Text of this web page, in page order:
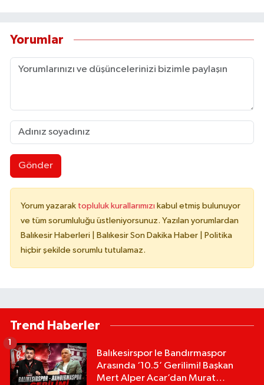
Yorumlar
Gönder
Yorum yazarak topluluk kurallarımızı kabul etmiş bulunuyor
ve tüm sorumluluğu üstleniyorsunuz. Yazılan yorumlardan
Balıkesir Haberleri | Balıkesir Son Dakika Haber | Politika
hiçbir şekilde sorumlu tutulamaz.
Trend Haberler
Balıkesirspor le Bandırmaspor
Arasında ‘10.5’ Gerilimi! Başkan
Mert Alper Acar’dan Murat
1